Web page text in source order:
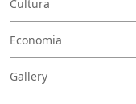
Cultura
Economia
Gallery